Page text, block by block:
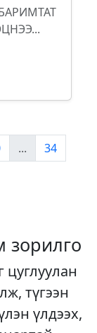
...
34
зорилго
түгээн
үлдээх,